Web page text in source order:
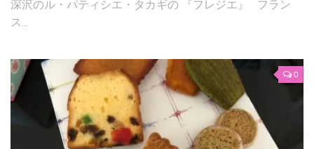
深沢のル・パティシエ・タカギの 『フレジエ』 フラン
ス...
0